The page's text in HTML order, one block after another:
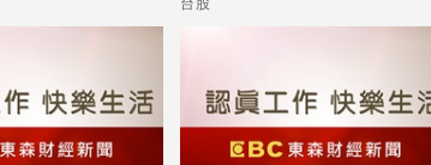
收及獲利創同期高
台股